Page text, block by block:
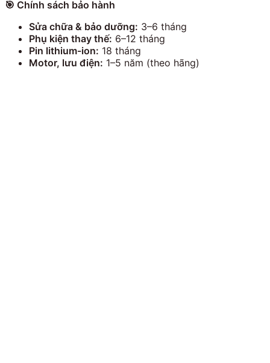
🎯 Chính sách bảo hành
Sửa chữa & bảo dưỡng: 3–6 tháng
Phụ kiện thay thế: 6–12 tháng
Pin lithium-ion: 18 tháng
Motor, lưu điện: 1–5 năm (theo hãng)